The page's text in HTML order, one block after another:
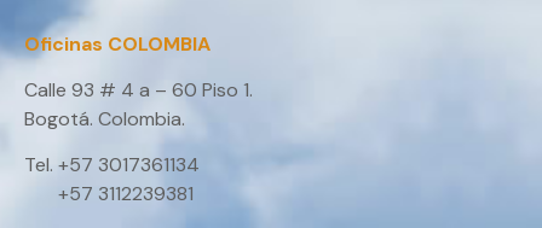
Oficinas COLOMBIA
Calle 93 # 4 a – 60 Piso 1.
Bogotá. Colombia.
Tel. +57 3017361134
+57 3112239381